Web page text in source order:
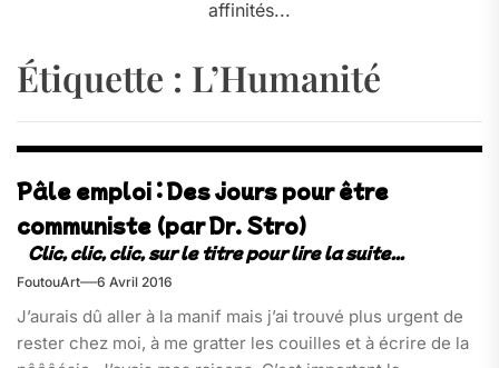
affinités...
Étiquette : L’Humanité
Pâle emploi : Des jours pour être
communiste (par Dr. Stro)
FoutouArt 6 Avril 2016
J’aurais dû aller à la manif mais j’ai trouvé plus urgent de
rester chez moi, à me gratter les couilles et à écrire de la